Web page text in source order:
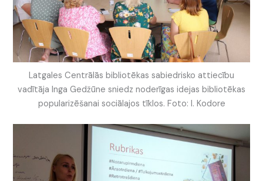
Latgales Centrālās bibliotēkas sabiedrisko attiecību
vadītāja Inga Gedžūne sniedz noderīgas idejas bibliotēkas
popularizēšanai sociālajos tīklos. Foto: I. Kodore